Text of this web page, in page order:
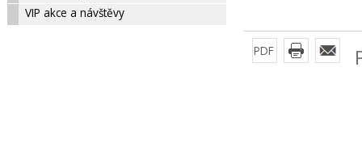
VIP akce a návštěvy
PDF